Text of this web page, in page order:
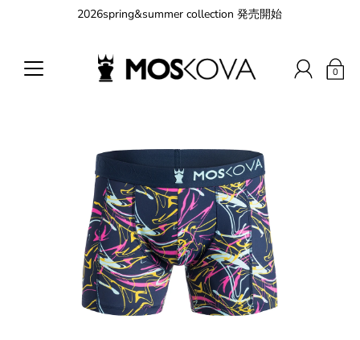
2026spring&summer collection 発売開始
0